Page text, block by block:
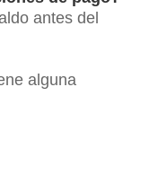
antes del
alguna